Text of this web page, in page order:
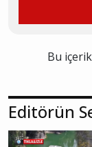
Bu
Editörün